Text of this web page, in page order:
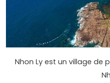
Nhon Ly est un village de